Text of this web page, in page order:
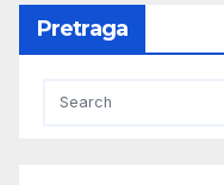
Pretraga